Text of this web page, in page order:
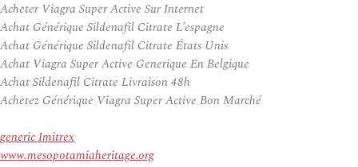
Acheter Viagra Super Active Sur Internet
Achat Générique Sildenafil Citrate L’espagne
Achat Générique Sildenafil Citrate États Unis
Achat Viagra Super Active Generique En Belgique
Achat Sildenafil Citrate Livraison 48h
Achetez Générique Viagra Super Active Bon Marché
generic Imitrex
www.mesopotamiaheritage.org